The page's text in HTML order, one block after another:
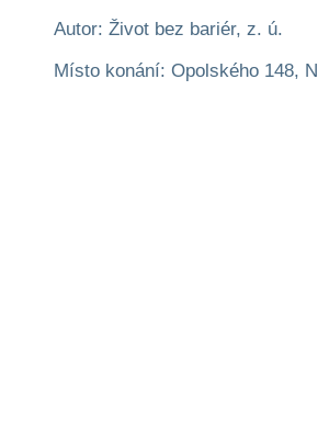
Autor: Život bez bariér, z. ú.
Místo konání: Opolského 148,